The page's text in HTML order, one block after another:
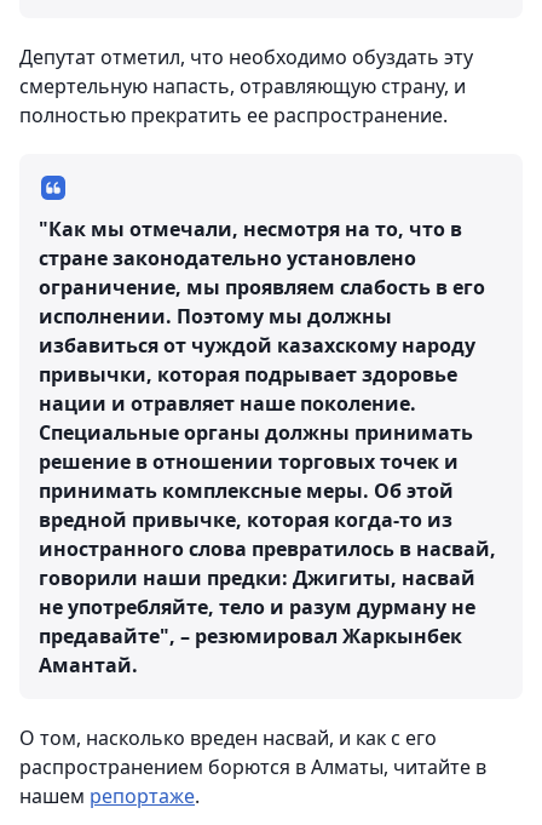
Депутат отметил, что необходимо обуздать эту
смертельную напасть, отравляющую страну, и
полностью прекратить ее распространение.
"Как мы отмечали, несмотря на то, что в
стране законодательно установлено
ограничение, мы проявляем слабость в его
исполнении. Поэтому мы должны
избавиться от чуждой казахскому народу
привычки, которая подрывает здоровье
нации и отравляет наше поколение.
Специальные органы должны принимать
решение в отношении торговых точек и
принимать комплексные меры. Об этой
вредной привычке, которая когда-то из
иностранного слова превратилось в насвай,
говорили наши предки: Джигиты, насвай
не употребляйте, тело и разум дурману не
предавайте", – резюмировал Жаркынбек
Амантай.
О том, насколько вреден насвай, и как с его
распространением борются в Алматы, читайте в
нашем репортаже.